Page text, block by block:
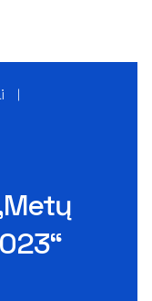
2023“ nugalėtojai